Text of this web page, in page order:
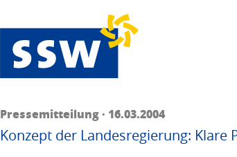
Pressemitteilung · 16.03.2004
Konzept der Landesregierung: